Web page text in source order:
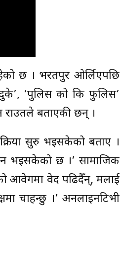
छ । भरतपुर ओर्लिएपछि
‘पुलिस को कि फुलिस’
राउतले बताएकी छन् ।
सुरु भइसकेको बताए ।
भइसकेको छ ।’ सामाजिक
आवेगमा वेद पढिदैँन्, मलाई
चाहन्छु ।’ अनलाइनटिभी